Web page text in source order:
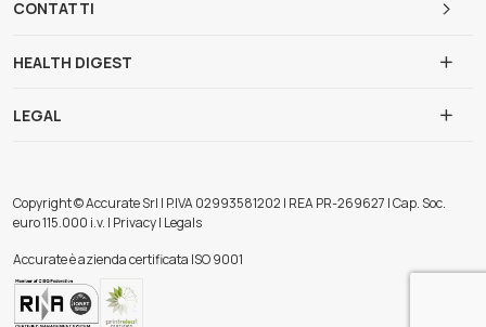
CONTATTI
HEALTH DIGEST
LEGAL
Copyright © Accurate Srl | P.IVA 02993581202 | REA PR-269627 | Cap. Soc.
euro 115.000 i.v. | Privacy | Legals
Accurate è azienda certificata ISO 9001